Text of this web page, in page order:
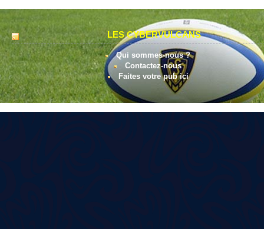
LES CYBERVULCANS
Qui sommes-nous ?
Contactez-nous
Faites votre pub ici